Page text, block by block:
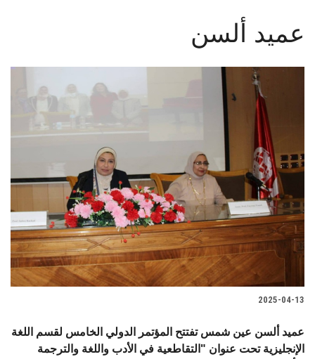
الطلاب
هيئة التدريس
الدراسات العليا
الموظفون
عميد ألسن
2025-04-13
عميد ألسن عين شمس تفتتح المؤتمر الدولي الخامس لقسم اللغة
الإنجليزية تحت عنوان "التقاطعية في الأدب واللغة والترجمة